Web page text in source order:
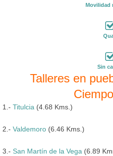
Movilidad
Sin
Talleres en
1.- Titulcia (4.68 Kms.)
2.- Valdemoro (6.46 Kms.)
3.- San Martín de la Vega (6.89